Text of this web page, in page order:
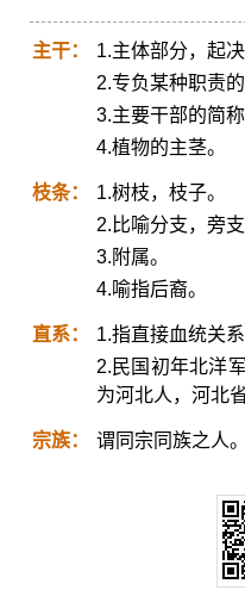
主干：
1.主体部分，起
2.专负某种职责的
3.主要干部的简称
4.植物的主茎。
枝条：
1.树枝，枝子。
2.比喻分支，旁支
3.附属。
4.喻指后裔。
直系：
1.指直接血统关
2.民国初年北洋
为河北人，河北
宗族： 谓同宗同族之人。